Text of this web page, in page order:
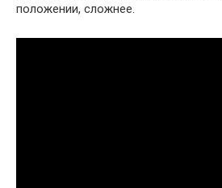
положении, сложнее.